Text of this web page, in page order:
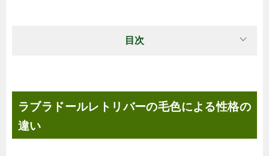
目次
ラブラドールレトリバーの毛色による性格の
違い